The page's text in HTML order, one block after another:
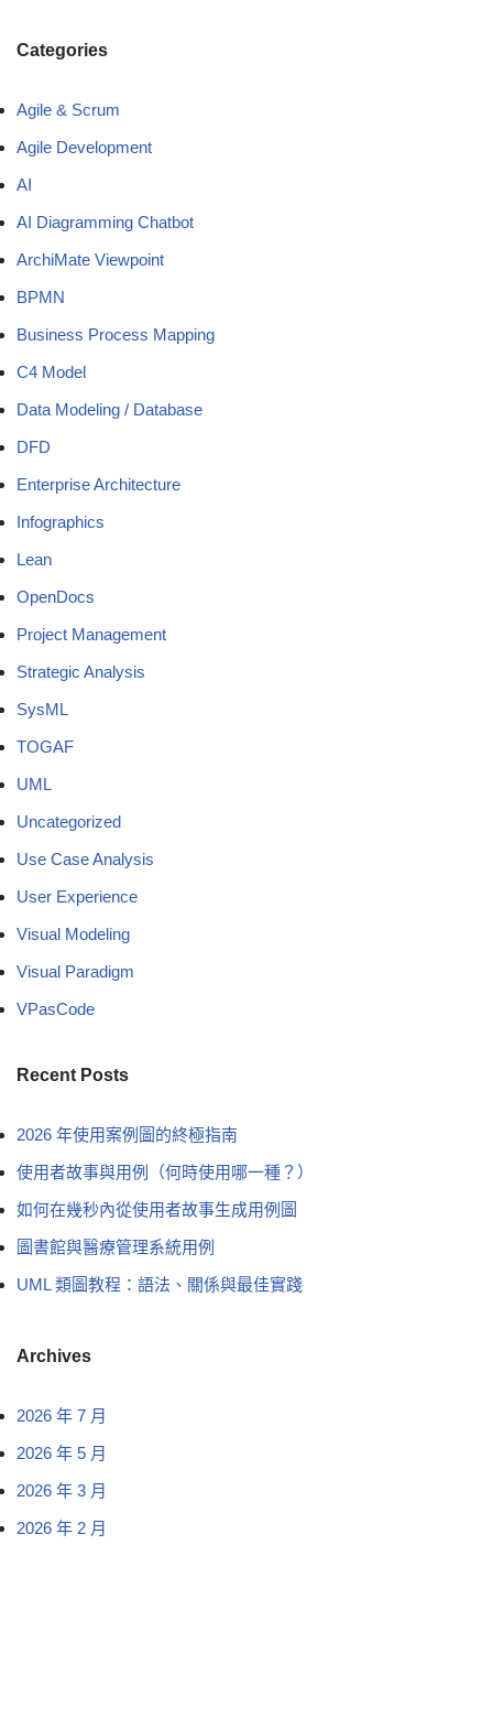
Categories
Agile & Scrum
Agile Development
AI
AI Diagramming Chatbot
ArchiMate Viewpoint
BPMN
Business Process Mapping
C4 Model
Data Modeling / Database
DFD
Enterprise Architecture
Infographics
Lean
OpenDocs
Project Management
Strategic Analysis
SysML
TOGAF
UML
Uncategorized
Use Case Analysis
User Experience
Visual Modeling
Visual Paradigm
VPasCode
Recent Posts
2026 年使用案例圖的終極指南
使用者故事與用例（何時使用哪一種？）
如何在幾秒內從使用者故事生成用例圖
圖書館與醫療管理系統用例
UML 類圖教程：語法、關係與最佳實踐
Archives
2026 年 7 月
2026 年 5 月
2026 年 3 月
2026 年 2 月